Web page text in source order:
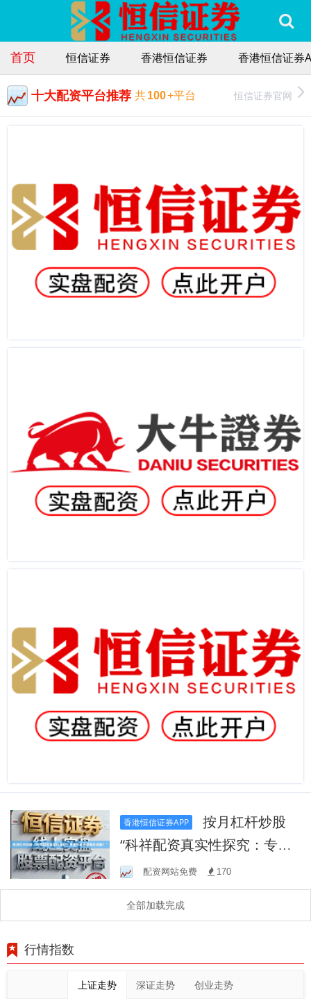
首页 恒信证券 香港恒信证券 香港恒信证券
十大配资平台推荐 共100+平台 恒信证券官网
香港恒信证券APP
按月杠杆炒股
“科祥配资真实性探究：专业
平台还是潜在风险？”
配资网站免费 170
全部加载完成
行情指数
上证走势 深证走势 创业走势